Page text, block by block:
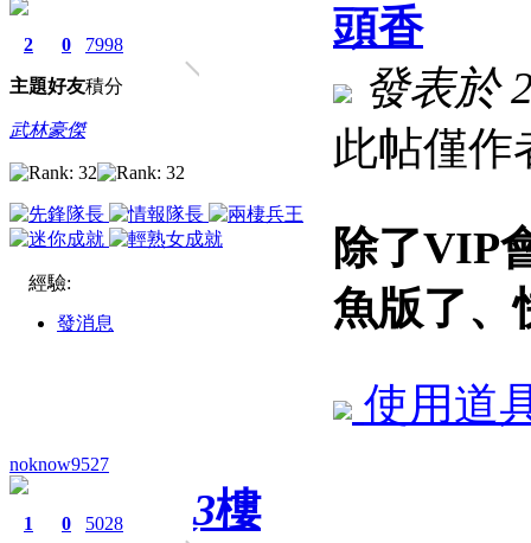
2
主題
0
好友
7998
積分
武林豪傑
經驗:
發消息
頭香
發表於
此帖僅作
除了VIP
魚版了、
使用道
noknow9527
1 0 5028 3樓